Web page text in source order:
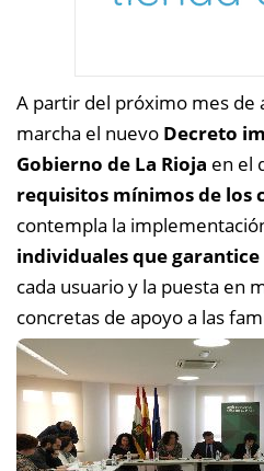
A partir del próximo mes de
marcha el nuevo Decreto
Gobierno de La Rioja en el
requisitos mínimos de los
contempla la
individuales que
cada usuario y la puesta en
concretas de apoyo a las